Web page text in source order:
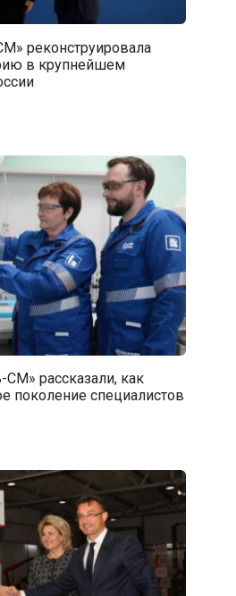
реконструировала
в крупнейшем
СМ» рассказали, как
поколение специалистов